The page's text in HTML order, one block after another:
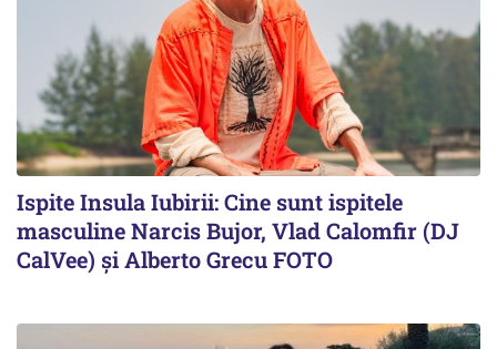
Ispite Insula Iubirii: Cine sunt ispitele
masculine Narcis Bujor, Vlad Calomfir (DJ
CalVee) și Alberto Grecu FOTO